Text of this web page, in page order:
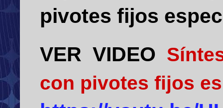
pivotes fijos
VER VIDEO
con pivotes fijos